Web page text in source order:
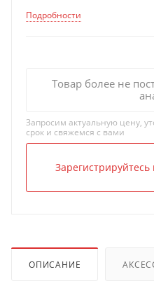
Подробности
Товар более не
Запросим актуальную цену,
срок и свяжемся с вами
ОПИСАНИЕ